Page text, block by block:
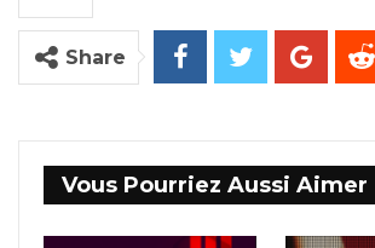
Share
Vous Pourriez Aussi Aimer